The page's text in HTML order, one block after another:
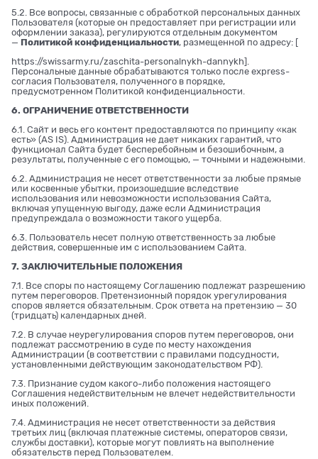
5.2. Все вопросы, связанные с обработкой персональных данных
Пользователя (которые он предоставляет при регистрации или
оформлении заказа), регулируются отдельным документом
— Политикой конфиденциальности, размещенной по адресу: [
https://swissarmy.ru/zaschita-personalnykh-dannykh].
Персональные данные обрабатываются только после express-
согласия Пользователя, полученного в порядке,
предусмотренном Политикой конфиденциальности.
6. ОГРАНИЧЕНИЕ ОТВЕТСТВЕННОСТИ
6.1. Сайт и весь его контент предоставляются по принципу «как
есть» (AS IS). Администрация не дает никаких гарантий, что
функционал Сайта будет бесперебойным и безошибочным, а
результаты, полученные с его помощью, — точными и надежными.
6.2. Администрация не несет ответственности за любые прямые
или косвенные убытки, произошедшие вследствие
использования или невозможности использования Сайта,
включая упущенную выгоду, даже если Администрация
предупреждала о возможности такого ущерба.
6.3. Пользователь несет полную ответственность за любые
действия, совершенные им с использованием Сайта.
7. ЗАКЛЮЧИТЕЛЬНЫЕ ПОЛОЖЕНИЯ
7.1. Все споры по настоящему Соглашению подлежат разрешению
путем переговоров. Претензионный порядок урегулирования
споров является обязательным. Срок ответа на претензию — 30
(тридцать) календарных дней.
7.2. В случае неурегулирования споров путем переговоров, они
подлежат рассмотрению в суде по месту нахождения
Администрации (в соответствии с правилами подсудности,
установленными действующим законодательством РФ).
7.3. Признание судом какого-либо положения настоящего
Соглашения недействительным не влечет недействительности
иных положений.
7.4. Администрация не несет ответственности за действия
третьих лиц (включая платежные системы, операторов связи,
службы доставки), которые могут повлиять на выполнение
обязательств перед Пользователем.